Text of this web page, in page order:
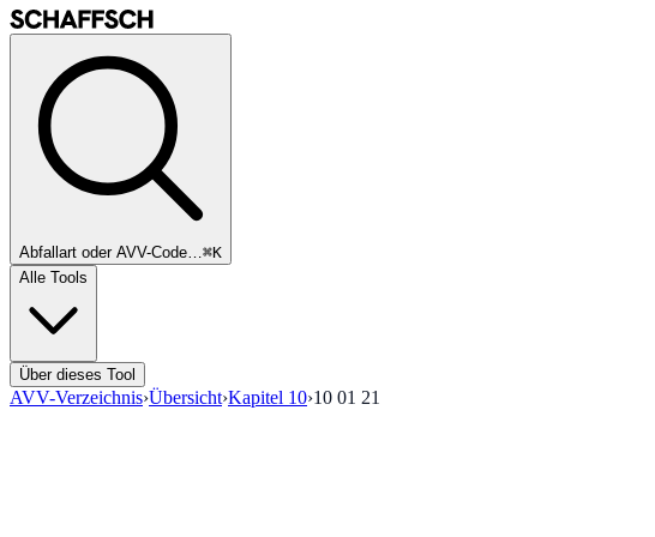
Abfallart oder AVV-Code…⌘K
Alle Tools
Über dieses Tool
AVV-Verzeichnis›Übersicht›Kapitel 10›10 01 21